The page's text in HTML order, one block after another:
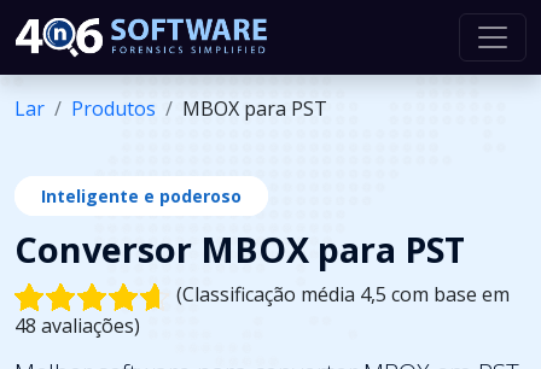
Lar Produtos MBOX para PST
Inteligente e poderoso
Conversor MBOX para PST
(Classificação média 4,5 com base em
48 avaliações)